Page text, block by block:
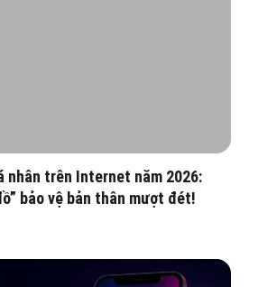
nhân trên Internet năm 2026:
bảo vệ bản thân mượt đét!